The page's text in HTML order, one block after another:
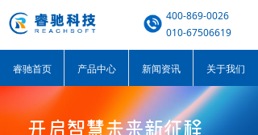
400-869-0026
010-67506619
睿驰首页 产品中心 新闻资讯 关于我们